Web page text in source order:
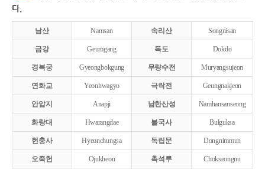
다.
남산 Namsan 속리산 Songnisan
금강 Geumgang 독도 Dokdo
경복궁 Gyeongbokgung 무량수전 Muryangsujeon
연화교 Yeonhwagyo 극락전 Geungnakjeon
안압지 Anapji 남한산성 Namhansanseong
화랑대 Hwarangdae 불국사 Bulguksa
현충사 Hyeonchungsa 독립문 Dongnimmun
오죽헌 Ojukheon 촉석루 Chokseongnu